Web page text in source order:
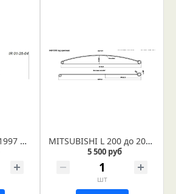
Mitsubishi L200 с 1997 по 2007 годы рессора 6-ти листовая, лист №4 (Арт. IR 01-25-04) MITSUBISHI L 200 до 2006 г рессора задняя лист № 1 в сборе с сайлентблоком и втулками (Арт. IR 01-03-01в)
5 500 руб
шт